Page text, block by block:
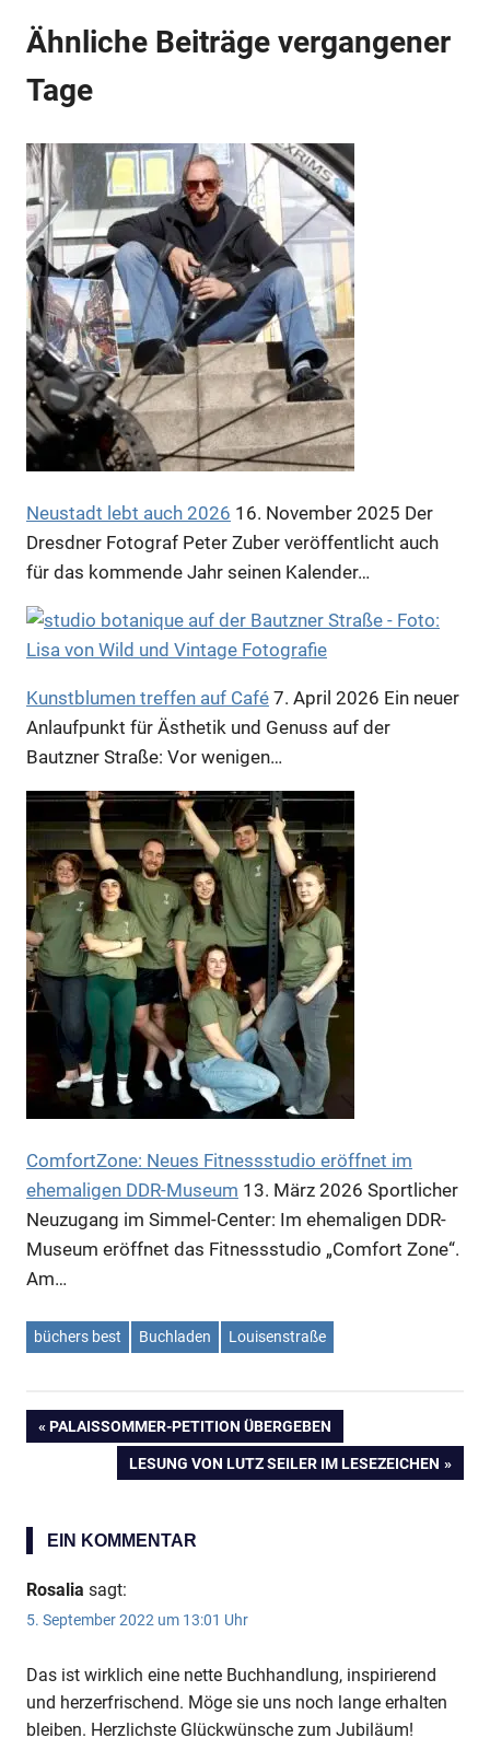
Anzeige
Anzeige
Anzeige
Anzeige
Anzeige
Anzeige
Ähnliche Beiträge vergangener
Tage
Neustadt lebt auch 2026 16. November 2025 Der
Dresdner Fotograf Peter Zuber veröffentlicht auch
für das kommende Jahr seinen Kalender…
Kunstblumen treffen auf Café 7. April 2026 Ein neuer
Anlaufpunkt für Ästhetik und Genuss auf der
Bautzner Straße: Vor wenigen…
ComfortZone: Neues Fitnessstudio eröffnet im
ehemaligen DDR-Museum 13. März 2026 Sportlicher
Neuzugang im Simmel-Center: Im ehemaligen DDR-
Museum eröffnet das Fitnessstudio „Comfort Zone“.
Am…
büchers best Buchladen Louisenstraße
Beitragsnavigation
VORHERIGER
BEITRAG:
PALAISSOMMER-PETITION ÜBERGEBEN
NÄCHSTER
LESUNG VON LUTZ SEILER IM LESEZEICHEN
EIN KOMMENTAR
Rosalia sagt:
5. September 2022 um 13:01 Uhr
Das ist wirklich eine nette Buchhandlung, inspirierend
und herzerfrischend. Möge sie uns noch lange erhalten
bleiben. Herzlichste Glückwünsche zum Jubiläum!